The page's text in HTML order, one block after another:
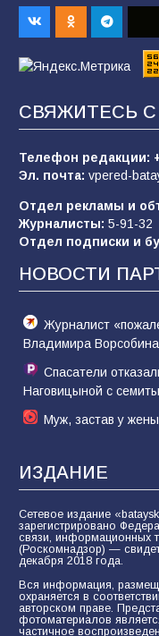
93 06.08.2026
«Слухами
заявления
отчаяние, а не
81
СВЯЖИТЕСЬ
Телефон редакции:
Эл. почта: vpered-
Отдел рекламы и
Журналисты: 5-91-32
Отдел подписки и
НОВОСТИ
Журналист
Владимира Ворсобина
Спасатели
Наговицыной с
Муж, застав у
ИЗДАНИЕ
Сетевое издание
зарегистрировано
связи, информационных
(Роскомнадзор) —
декабря 2018 года.
Вся информация,
охраняется в
авторском праве.
фотоматериалов
частичное